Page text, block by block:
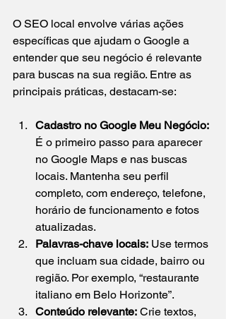
O SEO local envolve várias ações
específicas que ajudam o Google a
entender que seu negócio é relevante
para buscas na sua região. Entre as
principais práticas, destacam-se:
Cadastro no Google Meu Negócio:
É o primeiro passo para aparecer
no Google Maps e nas buscas
locais. Mantenha seu perfil
completo, com endereço, telefone,
horário de funcionamento e fotos
atualizadas.
Palavras-chave locais: Use termos
que incluam sua cidade, bairro ou
região. Por exemplo, “restaurante
italiano em Belo Horizonte”.
Conteúdo relevante: Crie textos,